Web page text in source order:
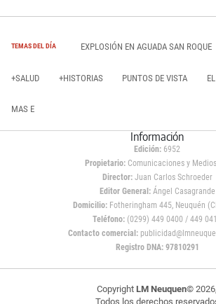
TEMAS DEL DÍA EXPLOSIÓN EN AGUADA SAN ROQUE
+SALUD +HISTORIAS PUNTOS DE VISTA
MAS E
Información
Edición: 6952
Propietario:Comunicaciones y
Director: Juan Carlos Schroeder
Editor General:Ángel Casagrande
Domicilio:Fotheringham 445, Neuquén
Teléfono: (0299) 449 0400 / 449
Contacto comercial:
Registro DNA: 97810291
Copyright LM Neuquen© 2026,
Todos los derechos